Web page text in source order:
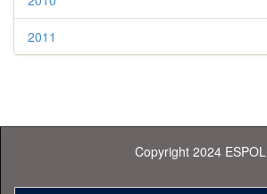
2011
Copyright 2024 ESPOL